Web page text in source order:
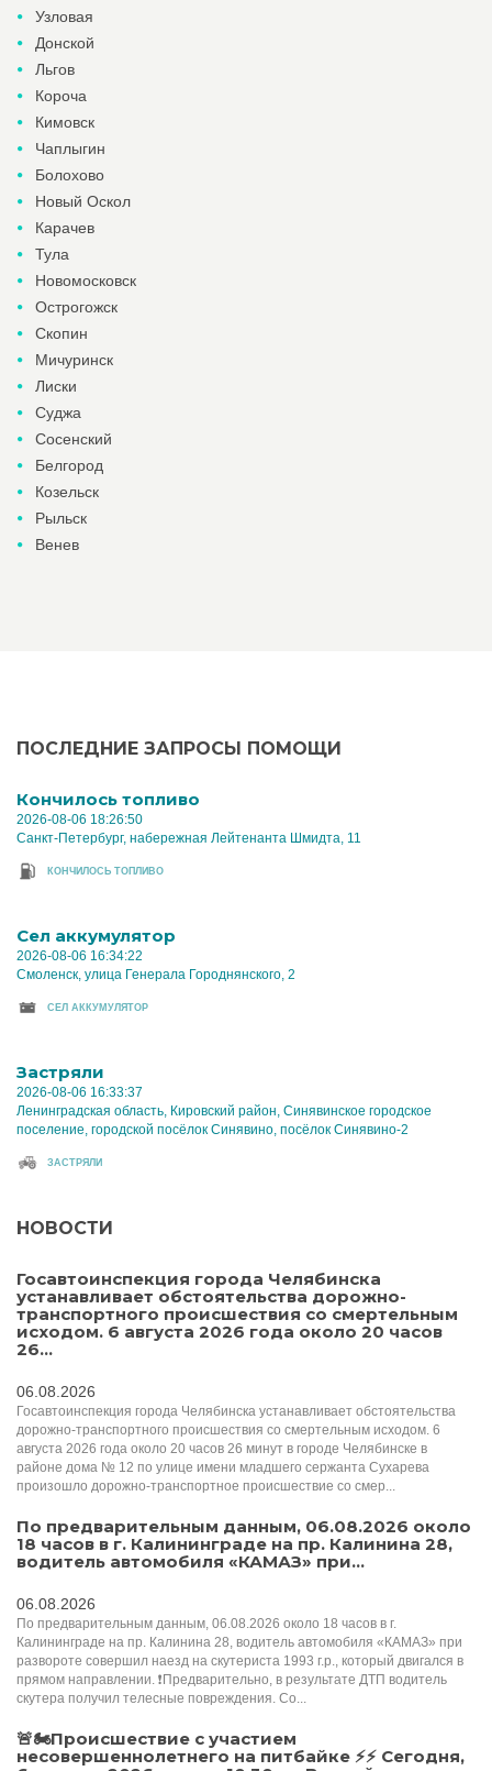
Узловая
Донской
Льгов
Короча
Кимовск
Чаплыгин
Болохово
Новый Оскол
Карачев
Тула
Новомосковск
Острогожск
Скопин
Мичуринск
Лиски
Суджа
Сосенский
Белгород
Козельск
Рыльск
Венев
ПОСЛЕДНИЕ ЗАПРОСЫ ПОМОЩИ
Кончилось топливо
2026-08-06 18:26:50
Санкт-Петербург, набережная Лейтенанта Шмидта, 11
КОНЧИЛОСЬ ТОПЛИВО
Cел аккумулятор
2026-08-06 16:34:22
Смоленск, улица Генерала Городнянского, 2
CЕЛ АККУМУЛЯТОР
Застряли
2026-08-06 16:33:37
Ленинградская область, Кировский район, Синявинское городское
поселение, городской посёлок Синявино, посёлок Синявино-2
ЗАСТРЯЛИ
НОВОСТИ
Госавтоинспекция города Челябинска
устанавливает обстоятельства дорожно-
транспортного происшествия со смертельным
исходом. 6 августа 2026 года около 20 часов
26...
06.08.2026
Госавтоинспекция города Челябинска устанавливает обстоятельства
дорожно-транспортного происшествия со смертельным исходом. 6
августа 2026 года около 20 часов 26 минут в городе Челябинске в
районе дома № 12 по улице имени младшего сержанта Сухарева
произошло дорожно-транспортное происшествие со смер...
По предварительным данным, 06.08.2026 около
18 часов в г. Калининграде на пр. Калинина 28,
водитель автомобиля «КАМАЗ» при...
06.08.2026
По предварительным данным, 06.08.2026 около 18 часов в г.
Калининграде на пр. Калинина 28, водитель автомобиля «КАМАЗ» при
развороте совершил наезд на скутериста 1993 г.р., который двигался в
прямом направлении. ❗️Предварительно, в результате ДТП водитель
скутера получил телесные повреждения. Со...
🚨🏍Происшествие с участием
несовершеннолетнего на питбайке ⚡️⚡️️ Сегодня,